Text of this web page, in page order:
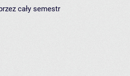
cały semestr